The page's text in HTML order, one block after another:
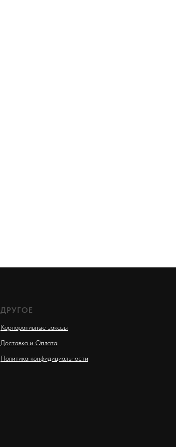
ДРУГОЕ
Корпоративные заказы
Доставка и Оплата
Политика конфидициальности